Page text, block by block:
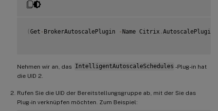
(Get - BrokerAutoscalePlugin - Name Citrix . AutoscalePlugin
Nehmen wir an, das IntelligentAutoscaleSchedules -Plug-in hat
die UID 2.
Rufen Sie die UID der Bereitstellungsgruppe ab, mit der Sie das
Plug-in verknüpfen möchten. Zum Beispiel: